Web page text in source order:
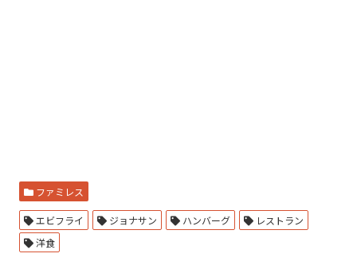
ファミレス
エビフライ ジョナサン ハンバーグ
レストラン
洋食